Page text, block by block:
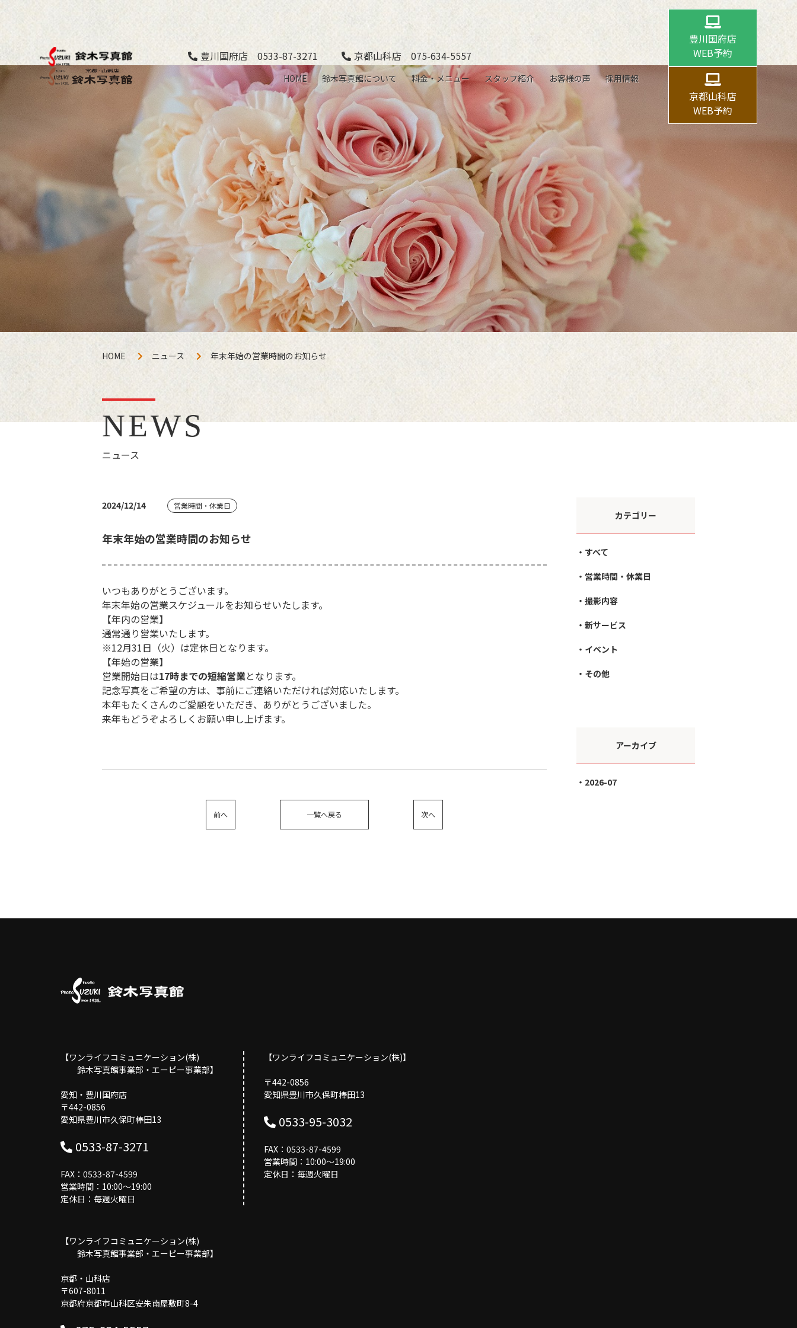
豊川国府店 0533-87-3271 京都山科店 075-634-5557
HOME 鈴木写真館について 料金・メニュー スタッフ紹介 お客様の声 採用情報
豊川国府店
WEB予約
京都山科店
WEB予約
HOME ニュース 年末年始の営業時間のお知らせ
NEWS
ニュース
2024/12/14 営業時間・休業日
年末年始の営業時間のお知らせ
いつもありがとうございます。
年末年始の営業スケジュールをお知らせいたします。
【年内の営業】
通常通り営業いたします。
※12月31日（火）は定休日となります。
【年始の営業】
営業開始日は17時までの短縮営業となります。
記念写真をご希望の方は、事前にご連絡いただければ対応いたします。
本年もたくさんのご愛顧をいただき、ありがとうございました。
来年もどうぞよろしくお願い申し上げます。
前へ 一覧へ戻る 次へ
カテゴリー
すべて
営業時間・休業日
撮影内容
新サービス
イベント
その他
アーカイブ
2026-07
【ワンライフコミュニケーション(株)
鈴木写真館事業部・エーピー事業部】
愛知・豊川国府店
〒442-0856
愛知県豊川市久保町棒田13
0533-87-3271
FAX：0533-87-4599
営業時間：10:00〜19:00
定休日：毎週火曜日
【ワンライフコミュニケーション(株)】
〒442-0856
愛知県豊川市久保町棒田13
0533-95-3032
FAX：0533-87-4599
営業時間：10:00〜19:00
定休日：毎週火曜日
【ワンライフコミュニケーション(株)
鈴木写真館事業部・エーピー事業部】
京都・山科店
〒607-8011
京都府京都市山科区安朱南屋敷町8-4